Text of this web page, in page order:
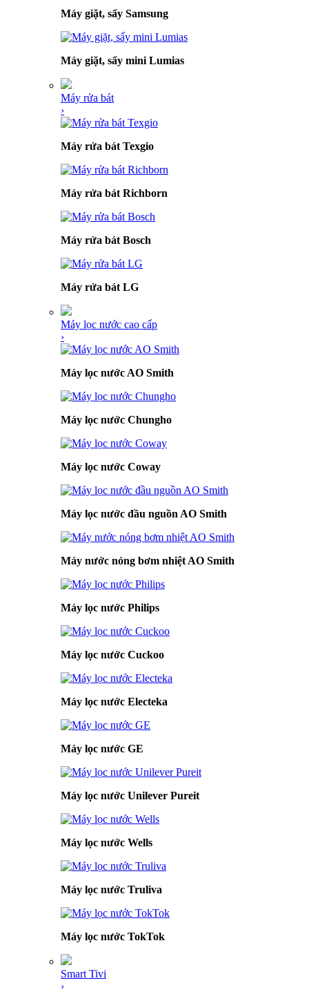
Máy giặt, sấy Samsung
Máy giặt, sấy mini Lumias
Máy rửa bát
›
Máy rửa bát Texgio
Máy rửa bát Richborn
Máy rửa bát Bosch
Máy rửa bát LG
Máy lọc nước cao cấp
›
Máy lọc nước AO Smith
Máy lọc nước Chungho
Máy lọc nước Coway
Máy lọc nước đầu nguồn AO Smith
Máy nước nóng bơm nhiệt AO Smith
Máy lọc nước Philips
Máy lọc nước Cuckoo
Máy lọc nước Electeka
Máy lọc nước GE
Máy lọc nước Unilever Pureit
Máy lọc nước Wells
Máy lọc nước Truliva
Máy lọc nước TokTok
Smart Tivi
›